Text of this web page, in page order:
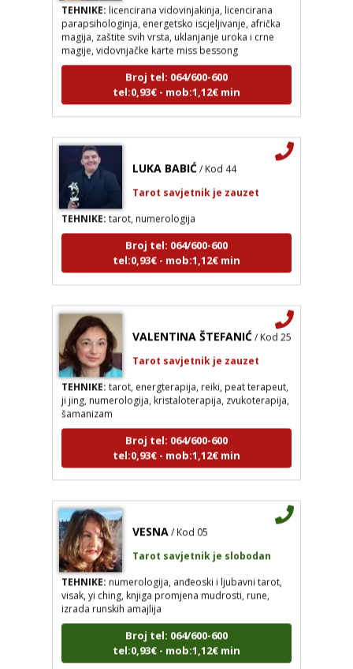
parapsihologinja, energetsko iscjeljivanje, afrička
magija, zaštite svih vrsta, uklanjanje uroka i crne
magije, vidovnjačke karte miss bessong
Broj tel: 064/600-600
tel:0,93€ - mob:1,12€ min
TEHNIKE:tarot, numerologija
Broj tel: 064/600-600
tel:0,93€ - mob:1,12€ min
/ Kod 25
TEHNIKE:tarot, energterapija, reiki, peat terapeut,
ji jing, numerologija, kristaloterapija, zvukoterapija,
šamanizam
Broj tel: 064/600-600
tel:0,93€ - mob:1,12€ min
TEHNIKE:numerologija, anđeoski i ljubavni tarot,
visak, yi ching, knjiga promjena mudrosti, rune,
izrada runskih amajlija
Broj tel: 064/600-600
tel:0,93€ - mob:1,12€ min